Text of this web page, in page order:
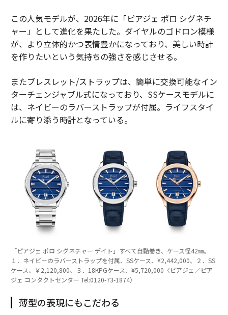
この人気モデルが、2026年に「ピアジェ ポロ シグネチ
ャー」として進化を果たした。ダイヤルのゴドロン模様
が、より立体的かつ表情豊かになっており、美しい時計
を作りたいという気持ちの強さを感じさせる。
またブレスレット/ストラップは、簡単に交換可能なイン
ターチェンジャブル式になっており、SSケースモデルに
は、ネイビーのラバーストラップが付属。ライフスタイ
ルに寄り添う時計となっている。
「ピアジェ ポロ シグネチャー デイト」すべて自動巻き、ケース径42㎜。
１．ネイビーのラバーストラップを付属、SSケース、¥2,442,000、２．SS
ケース、￥2,120,800、３．18KPGケース、¥5,720,000〈ピアジェ／ピア
ジェ コンタクトセンター Tel:0120-73-1874〉
薄型の表現にもこだわる